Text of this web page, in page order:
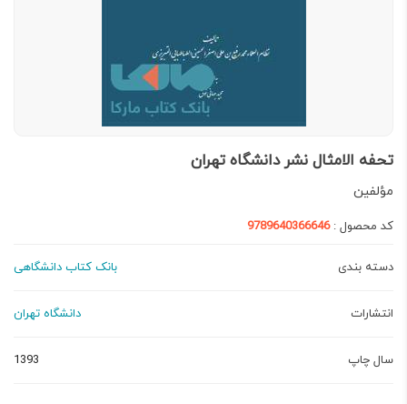
تحفه الامثال نشر دانشگاه تهران
مؤلفین
کد محصول :9789640366646
دسته بندی بانک کتاب دانشگاهی
انتشارات دانشگاه تهران
سال چاپ 1393